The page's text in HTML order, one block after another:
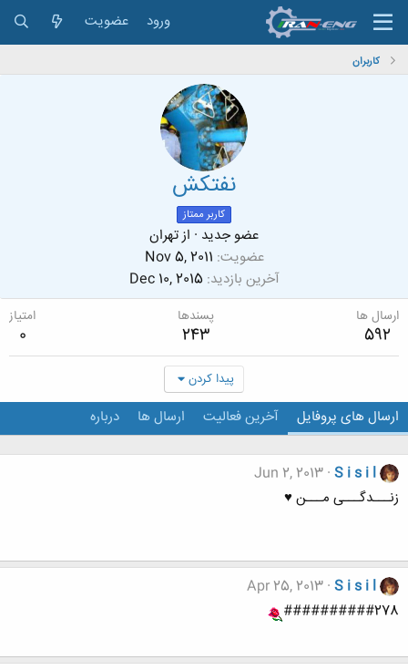
ورود عضویت
کاربران
نفتکش
کاربر ممتاز
عضو جدید · ازتهران
عضویت Nov 5, 2011
آخرین بازدید Dec 10, 2015
ارسال ها
592
پسندها
243
امتیاز
0
پیدا کردن
ارسال های پروفایل آخرین فعالیت ارسال ها درباره
S i s i l
Jun 2, 2013
زنـــدگـــی مـــن ♥
S i s i l
Apr 25, 2013
##########278